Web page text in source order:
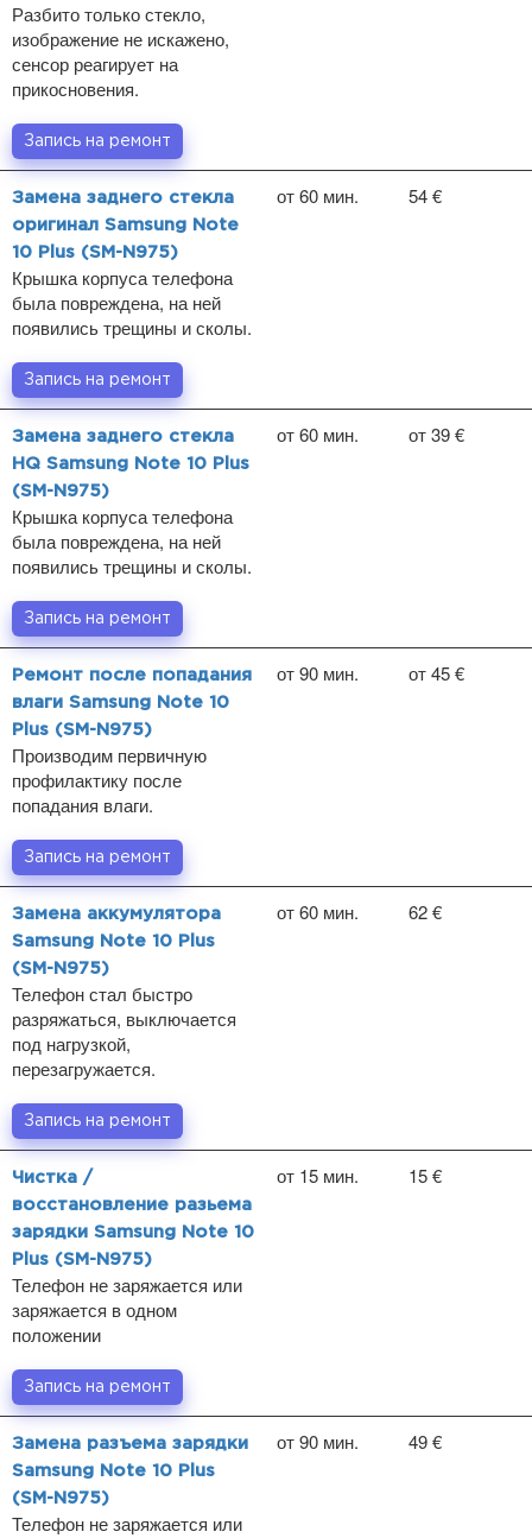
Разбито только стекло,
изображение не искажено,
сенсор реагирует на
прикосновения.
Запись на ремонт
Замена заднего стекла
оригинал Samsung Note
10 Plus (SM-N975)
Крышка корпуса телефона
была повреждена, на ней
появились трещины и сколы.
от 60 мин. 54 €
Запись на ремонт
Замена заднего стекла
HQ Samsung Note 10 Plus
(SM-N975)
Крышка корпуса телефона
была повреждена, на ней
появились трещины и сколы.
от 60 мин. от 39 €
Запись на ремонт
Ремонт после попадания
влаги Samsung Note 10
Plus (SM-N975)
Производим первичную
профилактику после
попадания влаги.
от 90 мин. от 45 €
Запись на ремонт
Замена аккумулятора
Samsung Note 10 Plus
(SM-N975)
Телефон стал быстро
разряжаться, выключается
под нагрузкой,
перезагружается.
от 60 мин. 62 €
Запись на ремонт
Чистка /
восстановление разьема
зарядки Samsung Note 10
Plus (SM-N975)
Телефон не заряжается или
заряжается в одном
положении
от 15 мин. 15 €
Запись на ремонт
Замена разъема зарядки
Samsung Note 10 Plus
(SM-N975)
Телефон не заряжается или
от 90 мин. 49 €